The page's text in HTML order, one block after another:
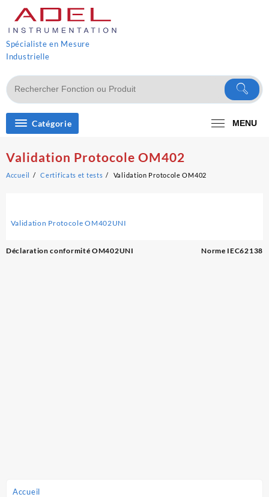
content
Spécialiste en Mesure
Industrielle
Catégorie MENU
Accueil
Validation Protocole OM402
Accueil Certificats et tests Validation Protocole OM402
Validation Protocole OM402UNI
Navigation
Déclaration conformité OM402UNI Norme IEC62138